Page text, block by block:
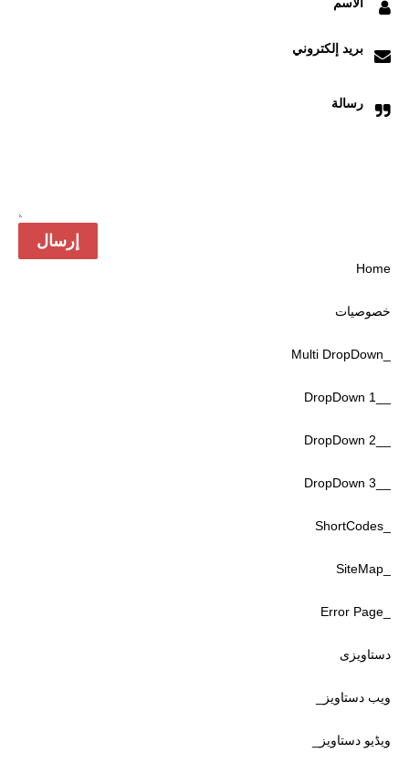
بريد إلكتروني
رسالة
Home
خصوصیات
دستاویزی
ویب دستاویز_
ویڈیو دستاویز_